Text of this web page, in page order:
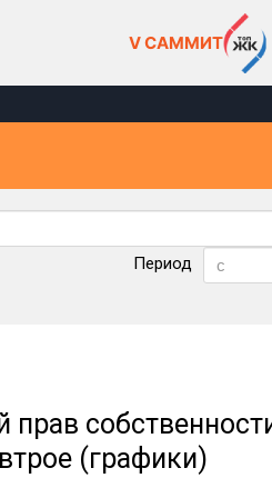
V САММИТ
Период
прав
(графики)